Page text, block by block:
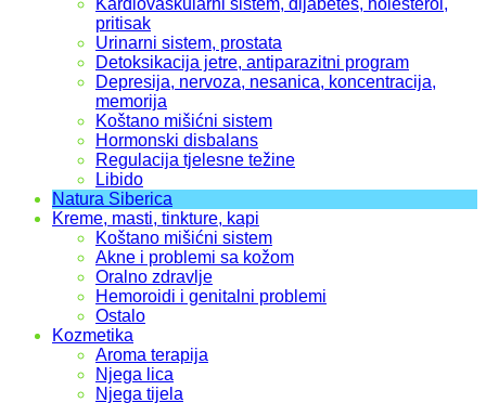
Kardiovaskularni sistem, dijabetes, holesterol,
pritisak
Urinarni sistem, prostata
Detoksikacija jetre, antiparazitni program
Depresija, nervoza, nesanica, koncentracija,
memorija
Koštano mišićni sistem
Hormonski disbalans
Regulacija tjelesne težine
Libido
Natura Siberica
Kreme, masti, tinkture, kapi
Koštano mišićni sistem
Akne i problemi sa kožom
Oralno zdravlje
Hemoroidi i genitalni problemi
Ostalo
Kozmetika
Aroma terapija
Njega lica
Njega tijela